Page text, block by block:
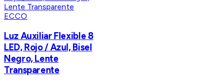
ECCO
Luz Auxiliar Flexible 8
LED, Rojo / Azul, Bisel
Negro, Lente
Transparente